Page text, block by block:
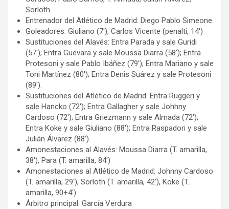
Sorloth
Entrenador del Atlético de Madrid: Diego Pablo Simeone
Goleadores: Giuliano (7′), Carlos Vicente (penalti, 14′)
Sustituciones del Alavés: Entra Parada y sale Guridi
(57′); Entra Guevara y sale Moussa Diarra (58′); Entra
Protesoni y sale Pablo Ibáñez (79′); Entra Mariano y sale
Toni Martínez (80′); Entra Denis Suárez y sale Protesoni
(89′).
Sustituciones del Atlético de Madrid: Entra Ruggeri y
sale Hancko (72′); Entra Gallagher y sale Johhny
Cardoso (72′); Entra Griezmann y sale Almada (72′);
Entra Koke y sale Giuliano (88′); Entra Raspadori y sale
Julián Álvarez (88′).
Amonestaciones al Alavés: Moussa Diarra (T. amarilla,
38′), Para (T. amarilla, 84′)
Amonestaciones al Atlético de Madrid: Johnny Cardoso
(T. amarilla, 29′), Sorloth (T. amarilla, 42′), Koke (T.
amarilla, 90+4′)
Árbitro principal: García Verdura